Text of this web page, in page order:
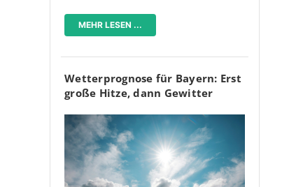
MEHR LESEN ...
Wetterprognose für Bayern: Erst
große Hitze, dann Gewitter